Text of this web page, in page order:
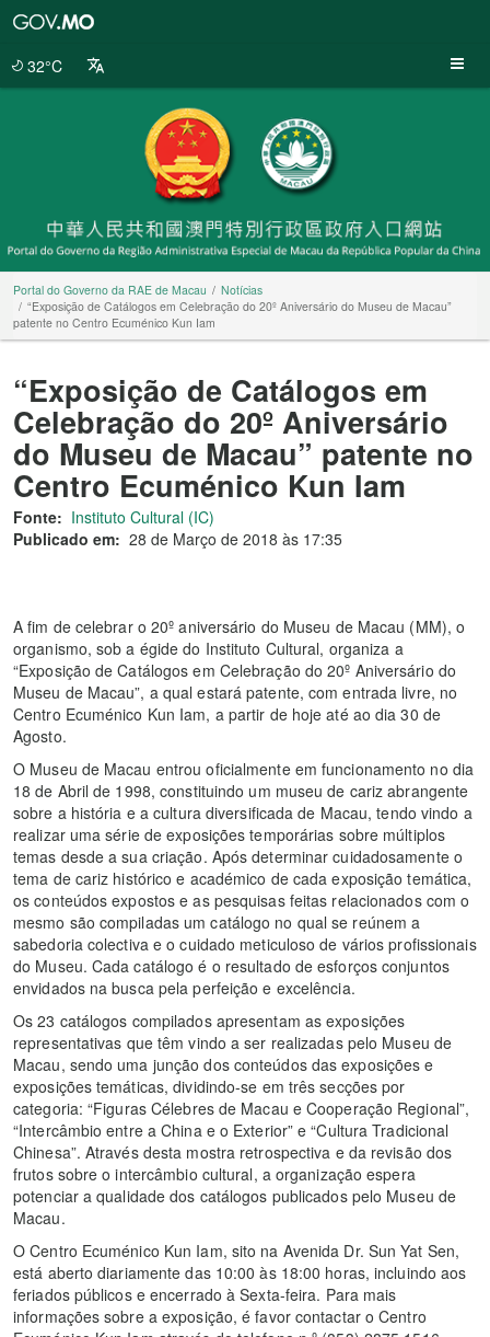
32°C
Portal do Governo da RAE de Macau
Notícias
“Exposição de Catálogos em Celebração do 20º Aniversário do Museu de Macau”
patente no Centro Ecuménico Kun Iam
“Exposição de Catálogos em
Celebração do 20º Aniversário
do Museu de Macau” patente no
Centro Ecuménico Kun Iam
Fonte: Instituto Cultural (IC)
Publicado em: 28 de Março de 2018 às 17:35
A fim de celebrar o 20º aniversário do Museu de Macau (MM), o
organismo, sob a égide do Instituto Cultural, organiza a
“Exposição de Catálogos em Celebração do 20º Aniversário do
Museu de Macau”, a qual estará patente, com entrada livre, no
Centro Ecuménico Kun Iam, a partir de hoje até ao dia 30 de
Agosto.
O Museu de Macau entrou oficialmente em funcionamento no dia
18 de Abril de 1998, constituindo um museu de cariz abrangente
sobre a história e a cultura diversificada de Macau, tendo vindo a
realizar uma série de exposições temporárias sobre múltiplos
temas desde a sua criação. Após determinar cuidadosamente o
tema de cariz histórico e académico de cada exposição temática,
os conteúdos expostos e as pesquisas feitas relacionados com o
mesmo são compiladas um catálogo no qual se reúnem a
sabedoria colectiva e o cuidado meticuloso de vários profissionais
do Museu. Cada catálogo é o resultado de esforços conjuntos
envidados na busca pela perfeição e excelência.
Os 23 catálogos compilados apresentam as exposições
representativas que têm vindo a ser realizadas pelo Museu de
Macau, sendo uma junção dos conteúdos das exposições e
exposições temáticas, dividindo-se em três secções por
categoria: “Figuras Célebres de Macau e Cooperação Regional”,
“Intercâmbio entre a China e o Exterior” e “Cultura Tradicional
Chinesa”. Através desta mostra retrospectiva e da revisão dos
frutos sobre o intercâmbio cultural, a organização espera
potenciar a qualidade dos catálogos publicados pelo Museu de
Macau.
O Centro Ecuménico Kun Iam, sito na Avenida Dr. Sun Yat Sen,
está aberto diariamente das 10:00 às 18:00 horas, incluindo aos
feriados públicos e encerrado à Sexta-feira. Para mais
informações sobre a exposição, é favor contactar o Centro